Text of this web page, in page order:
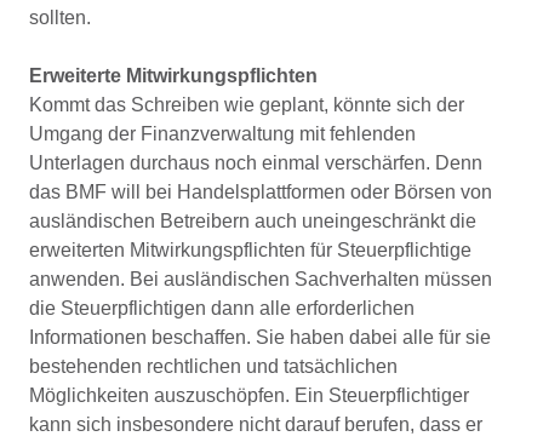
sollten.
Erweiterte Mitwirkungspflichten
Kommt das Schreiben wie geplant, könnte sich der
Umgang der Finanzverwaltung mit fehlenden
Unterlagen durchaus noch einmal verschärfen. Denn
das BMF will bei Handelsplattformen oder Börsen von
ausländischen Betreibern auch uneingeschränkt die
erweiterten Mitwirkungspflichten für Steuerpflichtige
anwenden. Bei ausländischen Sachverhalten müssen
die Steuerpflichtigen dann alle erforderlichen
Informationen beschaffen. Sie haben dabei alle für sie
bestehenden rechtlichen und tatsächlichen
Möglichkeiten auszuschöpfen. Ein Steuerpflichtiger
kann sich insbesondere nicht darauf berufen, dass er